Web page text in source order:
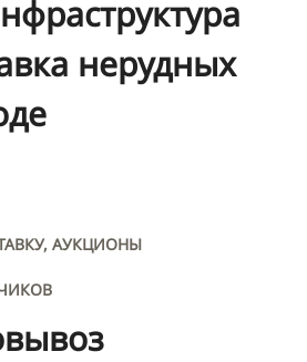
нерудных
АУКЦИОНЫ